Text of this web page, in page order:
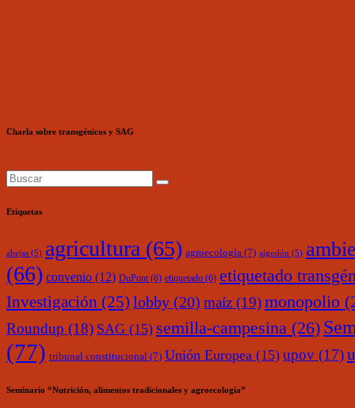
Charla sobre transgénicos y SAG
Etiquetas
abejas (5) agricultura (65) agroecología (7) algodón (5)
(66) convenio (12) DuPont (6) etiquetado (6) etiquetado
Investigación (25) lobby (20) maíz (19)monopolio
Roundup (18) SAG (15) semilla-campesina (26)
(77) tribunal constitucional (7) Unión Europea (15) upov (17)
Seminario “Nutrición, alimentos tradicionales y agroecología”